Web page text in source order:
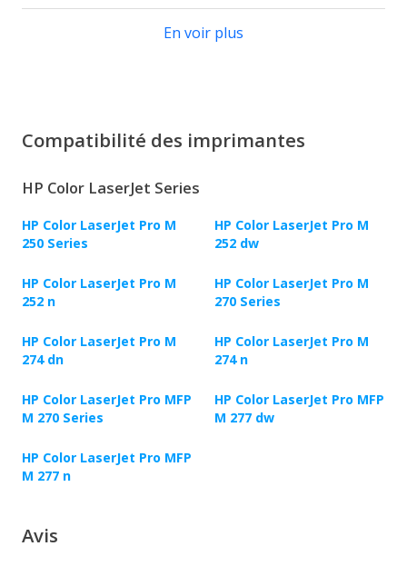
En voir plus
Compatibilité des imprimantes
HP Color LaserJet Series
HP Color LaserJet Pro M
250 Series
HP Color LaserJet Pro M
252 dw
HP Color LaserJet Pro M
252 n
HP Color LaserJet Pro M
270 Series
HP Color LaserJet Pro M
274 dn
HP Color LaserJet Pro M
274 n
HP Color LaserJet Pro MFP
M 270 Series
HP Color LaserJet Pro MFP
M 277 dw
HP Color LaserJet Pro MFP
M 277 n
Avis